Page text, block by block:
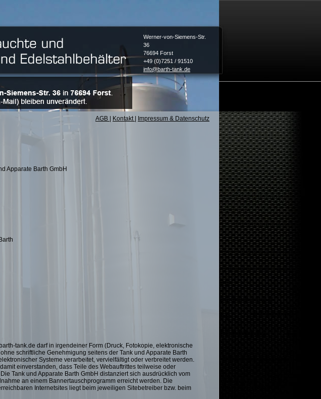
Werner-von-Siemens-Str.
36
76694 Forst
+49 (0)7251 / 91510
info@barth-tank.de
AGB Kontakt Impressum & Datenschutz
Apparate Barth GmbH
tank.de darf in irgendeiner Form (Druck, Fotokopie, elektronische
schriftliche Genehmigung seitens der Tank und Apparate Barth
Systeme verarbeitet, vervielfältigt oder verbreitet werden.
einverstanden, dass Teile des Webauftrittes teilweise oder
Tank und Apparate Barth GmbH distanziert sich ausdrücklich vom
an einem Bannertauschprogramm erreicht werden. Die
Internetsites liegt beim jeweiligen Sitebetreiber bzw. beim